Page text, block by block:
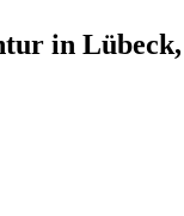
in